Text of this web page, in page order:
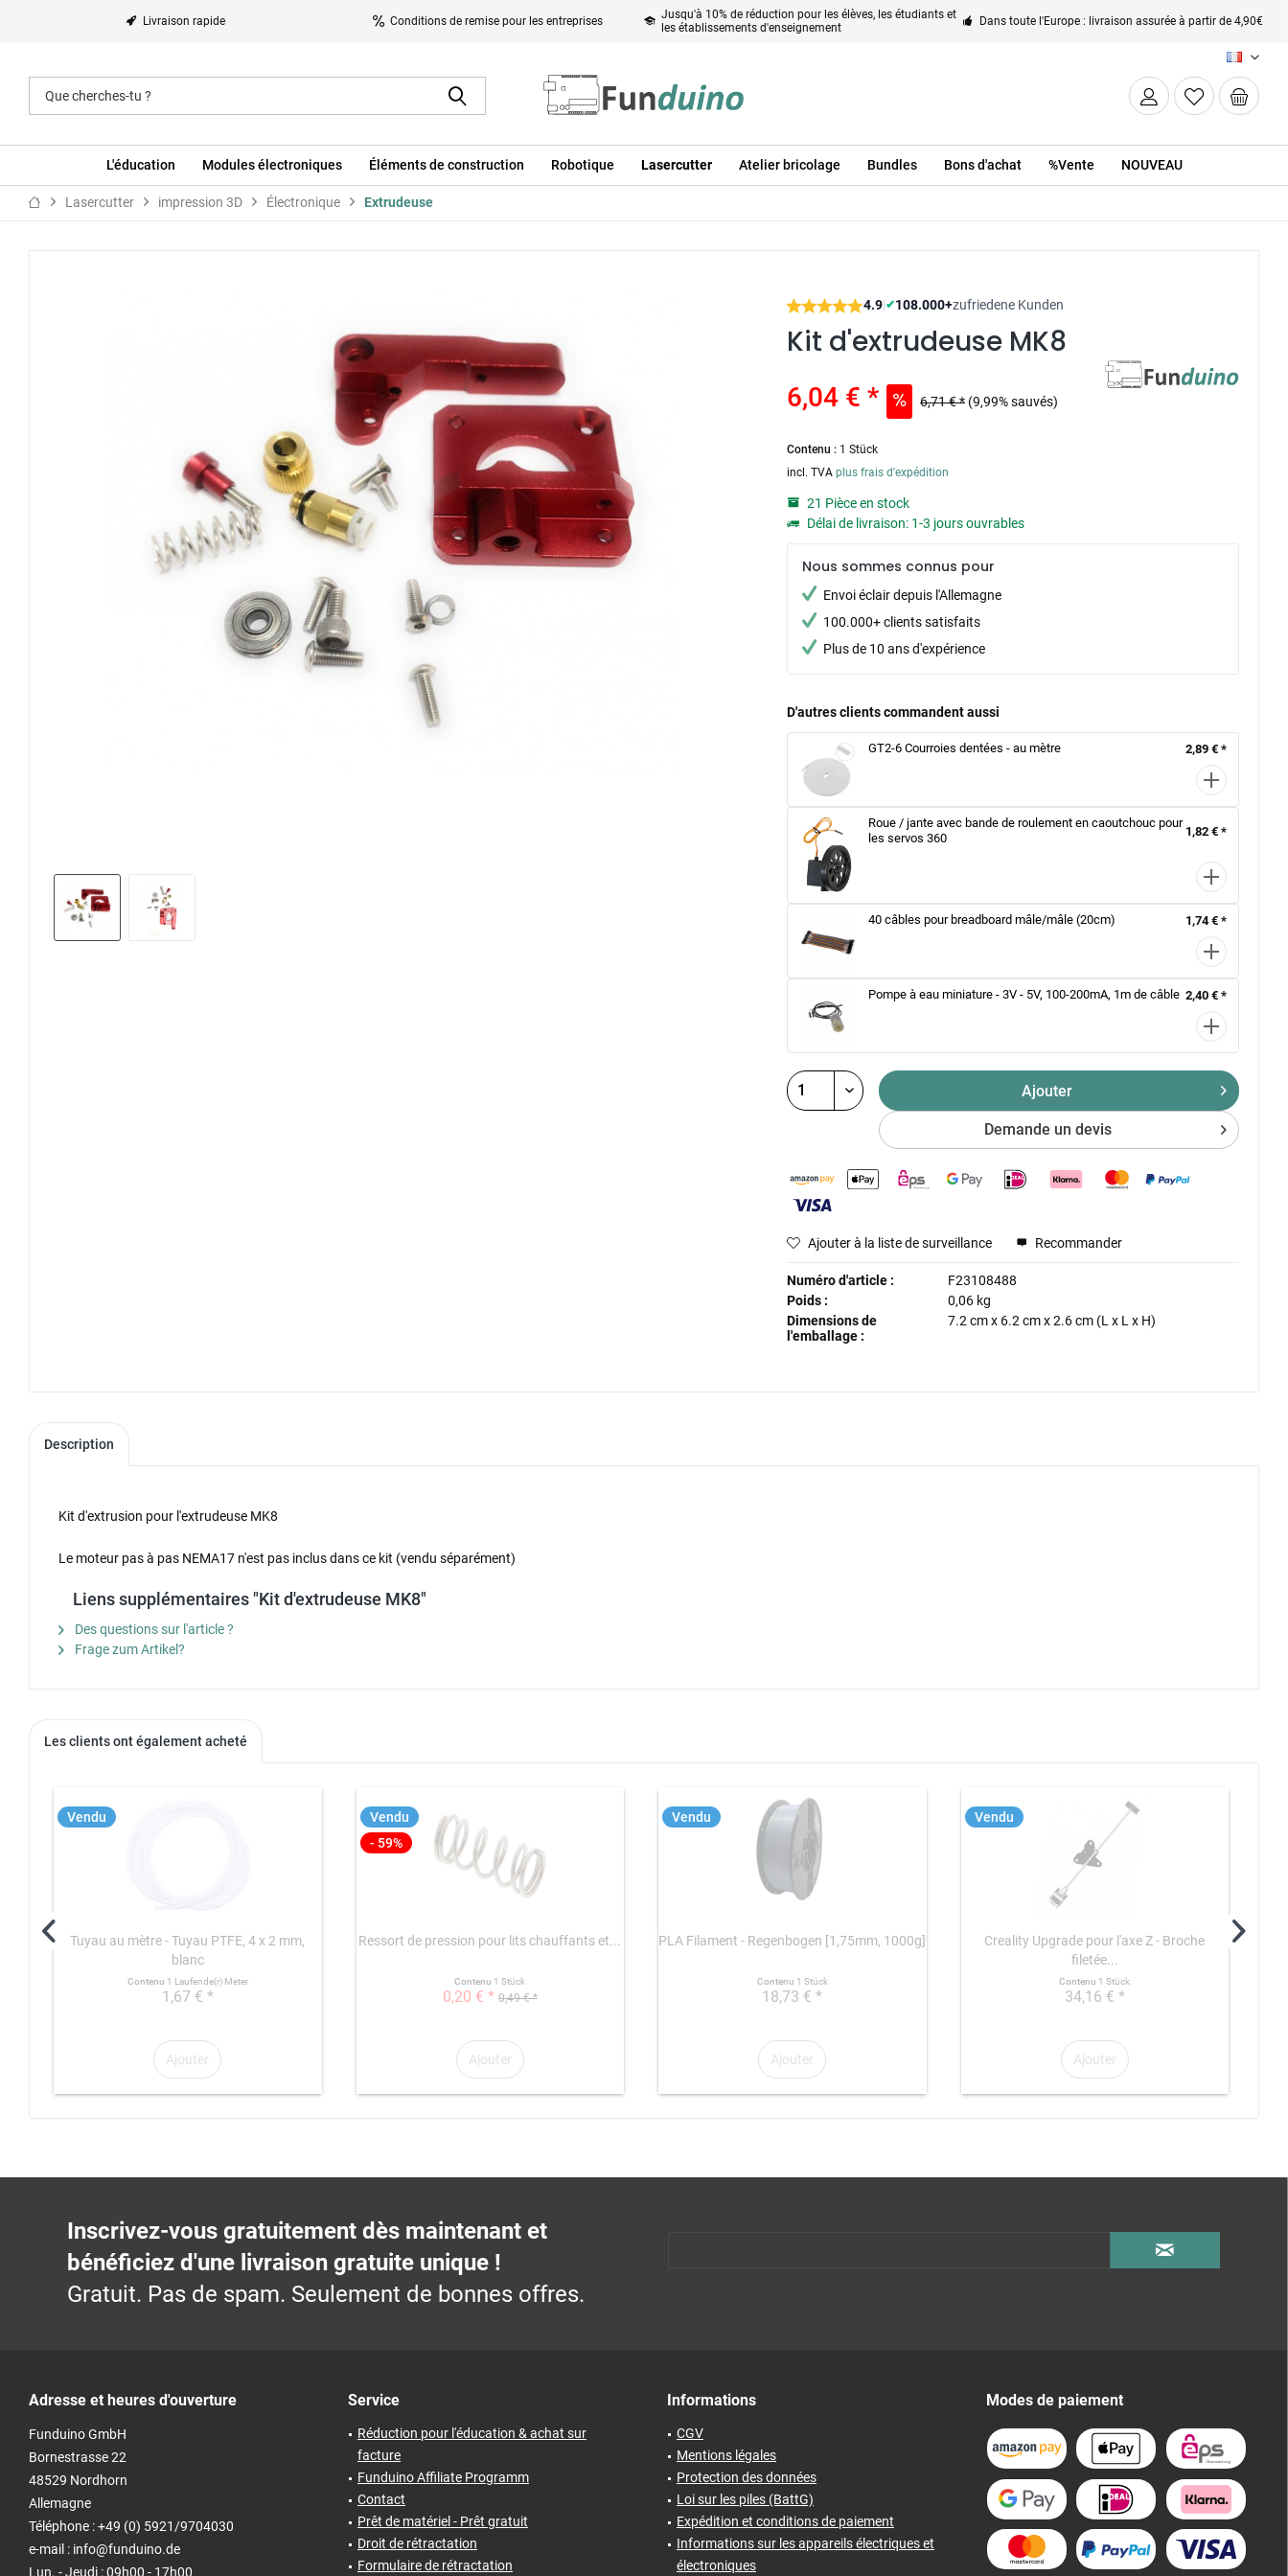
Livraison rapide Conditions de remise pour les entreprises
Jusqu'à 10% de réduction pour les élèves, les étudiants et
les établissements d'enseignement
Dans toute l'Europe : livraison assurée à partir de 4,90€
FR
L'éducation Modules électroniques Éléments de construction Robotique Lasercutter Atelier bricolage Bundles Bons d'achat %Vente NOUVEAU
Lasercutter impression 3D Électronique Extrudeuse
4.9|✔108.000+zufriedene Kunden
Kit d'extrudeuse MK8
6,04 € * 6,71 € * (9,99% sauvés)
Contenu : 1 Stück
incl. TVAplus frais d'expédition
21 Pièce en stock
Délai de livraison: 1-3 jours ouvrables
Nous sommes connus pour
Envoi éclair depuis l'Allemagne
100.000+ clients satisfaits
Plus de 10 ans d'expérience
D'autres clients commandent aussi
GT2-6 Courroies dentées - au mètre 2,89 € *
Roue / jante avec bande de roulement en caoutchouc pour
les servos 360
1,82 € *
40 câbles pour breadboard mâle/mâle (20cm) 1,74 € *
Pompe à eau miniature - 3V - 5V, 100-200mA, 1m de câble 2,40 € *
Ajouter
Demande un devis
Ajouter à la liste de surveillance Recommander
Numéro d'article :
F23108488
Poids :
0,06 kg
Dimensions de
l'emballage :
7.2 cmx 6.2 cmx2.6 cm (L x L x H)
Description
Kit d'extrusion pour l'extrudeuse MK8
Le moteur pas à pas NEMA17 n'est pas inclus dans ce kit (vendu séparément)
Liens supplémentaires "Kit d'extrudeuse MK8"
Des questions sur l'article ?
Frage zum Artikel?
Les clients ont également acheté
Vendu
Tuyau au mètre - Tuyau PTFE, 4 x 2 mm,
blanc
Contenu 1 Laufende(r) Meter
1,67 € *
Ajouter
Vendu
- 59%
Ressort de pression pour lits chauffants et...
Contenu 1 Stück
0,20 € * 0,49 € *
Ajouter
Vendu
PLA Filament - Regenbogen [1,75mm, 1000g]
Contenu 1 Stück
18,73 € *
Ajouter
Vendu
Creality Upgrade pour l'axe Z - Broche
filetée...
Contenu 1 Stück
34,16 € *
Ajouter
Inscrivez-vous gratuitement dès maintenant et
bénéficiez d'une livraison gratuite unique !
Gratuit. Pas de spam. Seulement de bonnes offres.
Adresse et heures d'ouverture
Funduino GmbH
Bornestrasse 22
48529 Nordhorn
Allemagne
Téléphone : +49 (0) 5921/9704030
e-mail : info@funduino.de
Lun. - Jeudi : 09h00 - 17h00
Service
Réduction pour l'éducation & achat sur
facture
Funduino Affiliate Programm
Contact
Prêt de matériel - Prêt gratuit
Droit de rétractation
Formulaire de rétractation
Informations
CGV
Mentions légales
Protection des données
Loi sur les piles (BattG)
Expédition et conditions de paiement
Informations sur les appareils électriques et
électroniques
Modes de paiement